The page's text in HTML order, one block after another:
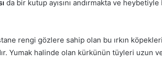
da bir kutup ayısını andırmakta ve
rengi gözlere sahip olan bu ırkın
Yumak halinde olan kürkünün tüyleri uzun ve